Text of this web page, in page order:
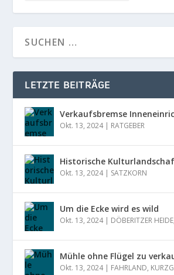
LETZTE BEITRÄGE
Verkaufsbremse
Okt. 13, 2024| RATGEBER
Historische
Okt. 13, 2024| SATZKORN
Um die Ecke wird es wild
Okt. 13, 2024| DÖBERITZER HEIDE
Mühle ohne Flügel zu
Okt. 13, 2024| FAHRLAND,